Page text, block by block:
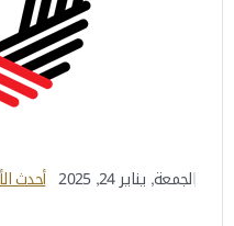
الجمعة, يناير 24, 2025 أحدث